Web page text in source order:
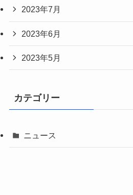
2023年7月
2023年6月
2023年5月
カテゴリー
ニュース